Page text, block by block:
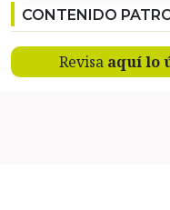
CONTENIDO
Revisa aquí lo